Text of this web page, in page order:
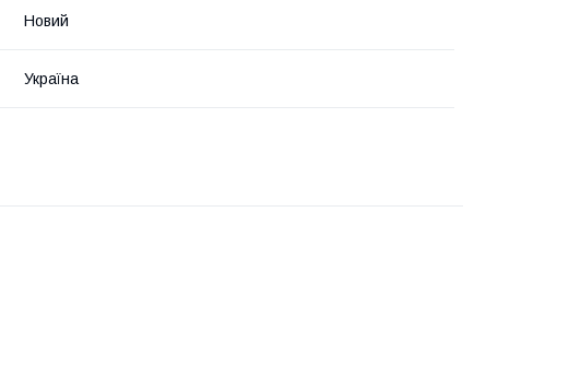
Новий
Україна